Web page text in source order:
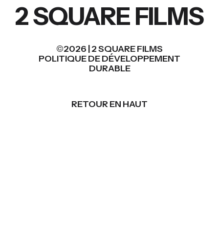
2 SQUARE FILMS
©2026 | 2 SQUARE FILMS
POLITIQUE DE DÉVELOPPEMENT
DURABLE
RETOUR EN HAUT